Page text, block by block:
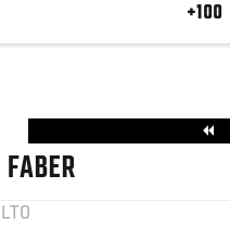
+100
FABER